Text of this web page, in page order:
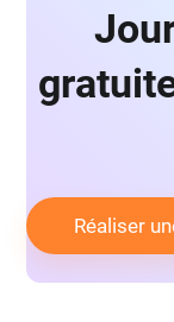
Réaliser